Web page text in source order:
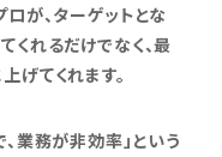
が、ターゲットとな
れるだけでなく、最
げてくれます。
業務が非効率」という